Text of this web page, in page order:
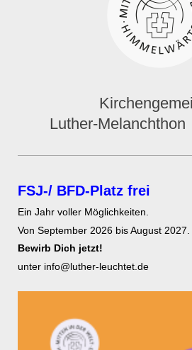
Luther-
FSJ-/ BFD-Platz frei
Ein Jahr voller Möglichkeiten.
Von September 2026 bis August 2027.
Bewirb Dich jetzt!
unter info@luther-leuchtet.de